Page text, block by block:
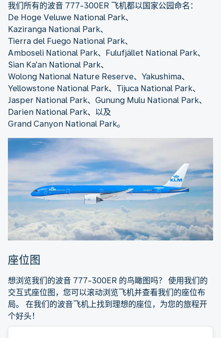
我们所有的波音 777-300ER 飞机都以国家公园命名：
De Hoge Veluwe National Park、
Kaziranga National Park、
Tierra del Fuego National Park、
Amboseli National Park、Fulufjället National Park、
Sian Ka’an National Park、
Wolong National Nature Reserve、Yakushima、
Yellowstone National Park、Tijuca National Park、
Jasper National Park、Gunung Mulu National Park、
Darien National Park、以及
Grand Canyon National Park。
座位图
想浏览我们的波音 777-300ER 的鸟瞰图吗？ 使用我们的
交互式座位图，您可以滚动浏览飞机并查看我们的座位布
局。 在我们的波音飞机上找到理想的座位，为您的旅程开
个好头！